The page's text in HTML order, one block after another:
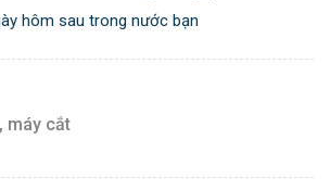
hôm sau trong nước bạn
máy cắt